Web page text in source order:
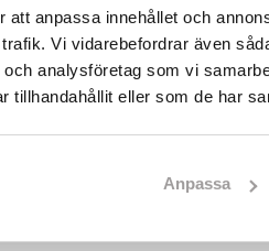
att anpassa innehållet och
Vi vidarebefordrar även
analysföretag som vi
tillhandahållit eller som de har
Anpassa